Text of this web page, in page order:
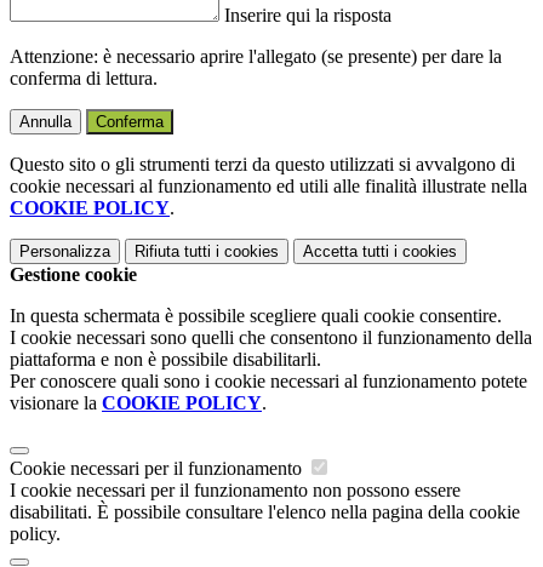
Inserire qui la risposta
Attenzione: è necessario aprire l'allegato (se presente) per dare la
conferma di lettura.
Annulla Conferma
Questo sito o gli strumenti terzi da questo utilizzati si avvalgono di
cookie necessari al funzionamento ed utili alle finalità illustrate nella
COOKIE POLICY.
Personalizza Rifiuta tutti i cookies Accetta tutti i cookies
Gestione cookie
In questa schermata è possibile scegliere quali cookie consentire.
I cookie necessari sono quelli che consentono il funzionamento della
piattaforma e non è possibile disabilitarli.
Per conoscere quali sono i cookie necessari al funzionamento potete
visionare la COOKIE POLICY.
Cookie necessari per il funzionamento
I cookie necessari per il funzionamento non possono essere
disabilitati. È possibile consultare l'elenco nella pagina della cookie
policy.